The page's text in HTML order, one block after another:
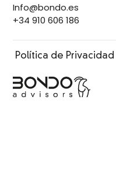
Info@bondo.es
+34 910 606 186
Política de